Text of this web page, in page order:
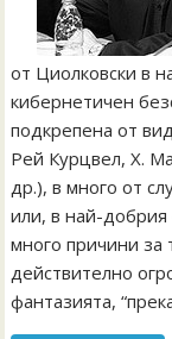
от Циолковски в
кибернетичен
подкрепена от
Рей Курцвел, Х.
др.), в много от
или, в най-
много причини за
действително
фантазията,